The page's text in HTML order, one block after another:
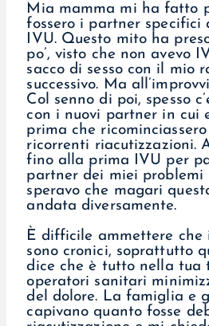
Mia mamma mi ha fatto
fossero i partner specifici
IVU. Questo mito ha
po’, visto che non avevo
sacco di sesso con il mio
successivo. Ma
Col senno di poi, spesso
con i nuovi partner in cui
prima che
ricorrenti riacutizzazioni.
fino alla prima IVU per
partner dei miei problemi
speravo che magari
andata diversamente.
È difficile ammettere che
sono cronici, soprattutto
dice che è tutto nella tua
operatori sanitari
del dolore. La famiglia e
capivano quanto fosse